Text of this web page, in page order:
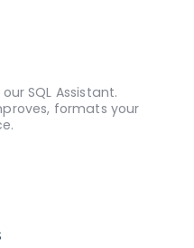
SQL Assistant.
formats your